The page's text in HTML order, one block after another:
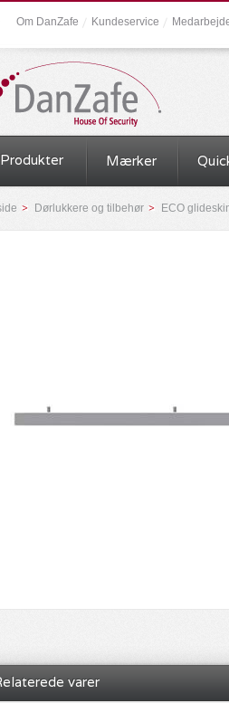
Om DanZafe Kundeservice
Produkter Mærker
Dørlukkere og tilbehør ECO
varer